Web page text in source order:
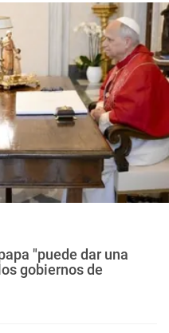
"puede dar una
gobiernos de